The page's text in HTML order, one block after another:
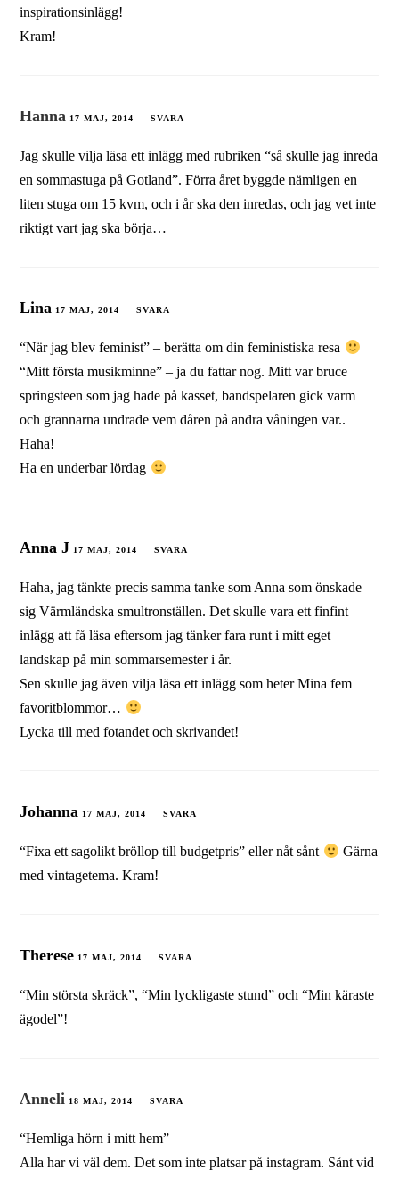
inspirationsinlägg!
Kram!
Hanna 17 MAJ, 2014 SVARA
Jag skulle vilja läsa ett inlägg med rubriken “så skulle jag inreda
en sommastuga på Gotland”. Förra året byggde nämligen en
liten stuga om 15 kvm, och i år ska den inredas, och jag vet inte
riktigt vart jag ska börja…
Lina 17 MAJ, 2014 SVARA
“När jag blev feminist” – berätta om din feministiska resa
“Mitt första musikminne” – ja du fattar nog. Mitt var bruce
springsteen som jag hade på kasset, bandspelaren gick varm
och grannarna undrade vem dåren på andra våningen var..
Haha!
Ha en underbar lördag
Anna J 17 MAJ, 2014 SVARA
Haha, jag tänkte precis samma tanke som Anna som önskade
sig Värmländska smultronställen. Det skulle vara ett finfint
inlägg att få läsa eftersom jag tänker fara runt i mitt eget
landskap på min sommarsemester i år.
Sen skulle jag även vilja läsa ett inlägg som heter Mina fem
favoritblommor…
Lycka till med fotandet och skrivandet!
Johanna 17 MAJ, 2014 SVARA
“Fixa ett sagolikt bröllop till budgetpris” eller nåt sånt
Gärna
med vintagetema. Kram!
Therese 17 MAJ, 2014 SVARA
“Min största skräck”, “Min lyckligaste stund” och “Min käraste
ägodel”!
Anneli 18 MAJ, 2014 SVARA
“Hemliga hörn i mitt hem”
Alla har vi väl dem. Det som inte platsar på instagram. Sånt vid